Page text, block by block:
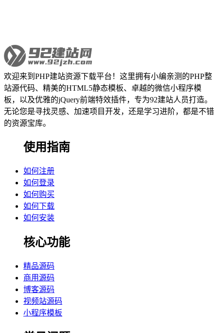
欢迎来到PHP建站资源下载平台！这里拥有小编亲测的PHP整
站源代码、精美的HTML5静态模板、卓越的微信小程序模
板，以及优雅的jQuery前端特效插件，专为92建站人员打造。
无论您是寻找灵感、加速项目开发，还是学习进阶，都是不错
的资源宝库。
使用指南
如何注册
如何登录
如何购买
如何下载
如何安装
核心功能
精品源码
商用源码
博客源码
视频站源码
小程序模板